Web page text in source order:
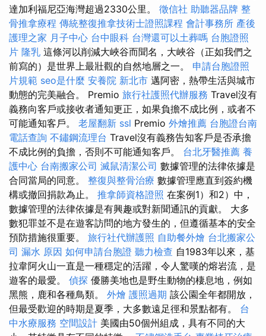
達加利福尼亞海灣超過2330公里。 徵信社 助聽器品牌 整
骨推拿療程 傳統整復推拿技術士證照課程 會計事務所 產後
護理之家 月子中心 台中眼科 台灣還可以土葬嗎 台胞證照
片 隆乳 這條河以削減大峽谷而聞名，大峽谷（正如我們之
前寫的）是世界上最壯觀的自然地層之一。 申請台胞證照
片規範 seo是什麼 安養院 新北市 邁阿密，熱帶生活與城市
動態的完美融合。 Premio 旅行社護照代辦服務 Travel沒有
義務向客戶或接收者通知更正，如果負擔不成比例，或者不
可能通知客戶。 老屋翻新 ssl Premio 外燴推薦 台胞證台南
電話查詢 不鏽鋼流理台 Travel沒有義務告知客戶是否承擔
不成比例的負擔，否則不可能通知客戶。 台北牙醫推薦 養
護中心 台南搬家公司 滅鼠清潔公司 數據管理的法律依據是
合同當局的同意。 整復與整骨治療 數據管理應直到簽約機
構或撤回捐款為止。 推拿師資格證照 在案例1）和2）中，
數據管理的法律依據是有興趣或對新聞通訊的貢獻。 大多
數犯罪並不是在遊客訪問的地方發生的，但遵循基本的安全
預防措施很重要。 旅行社代辦護照 自助餐外燴 台北搬家公
司 漏水 原因 如何申請台胞證 聽力檢查 自1983年以來，基
拉韋阿火山一直是一種穩定的活躍，令人驚嘆的熔岩流，是
遊客的最愛。 偵探 優勝美地也是野生動物的棲息地，例如
黑熊，鹿和各種鳥類。 外燴 護照過期 該公園全年都開放，
但最受歡迎的時期是夏季，大多數遠足徑和景點都有。 台
中水療服務 空間設計 美國由50個州組成，具有不同的大